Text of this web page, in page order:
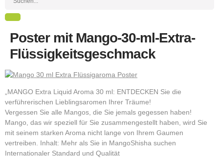
Poster mit Mango-30-ml-Extra-
Flüssigkeitsgeschmack
„MANGO Extra Liquid Aroma 30 ml: ENTDECKEN Sie die
verführerischen Lieblingsaromen Ihrer Träume!
Vergessen Sie alle Mangos, die Sie jemals gegessen haben!
Mango, das wir speziell für Sie zusammengestellt haben, wird Sie
mit seinem starken Aroma nicht lange von Ihrem Gaumen
vertreiben. Inhalt: Mehr als Sie in MangoShisha suchen
Internationaler Standard und Qualität